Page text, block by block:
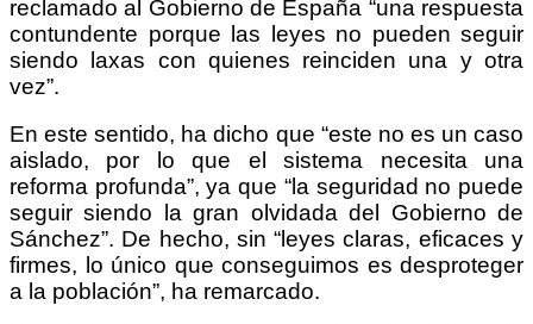
reclamado al Gobierno de España “una respuesta
contundente porque las leyes no pueden seguir
siendo laxas con quienes reinciden una y otra
vez”.
En este sentido, ha dicho que “este no es un caso
aislado, por lo que el sistema necesita una
reforma profunda”, ya que “la seguridad no puede
seguir siendo la gran olvidada del Gobierno de
Sánchez”. De hecho, sin “leyes claras, eficaces y
firmes, lo único que conseguimos es desproteger
a la población”, ha remarcado.